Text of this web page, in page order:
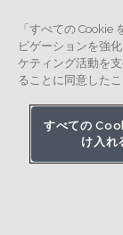
「すべての Cookie
ビゲーションを強
ケティング活動を
ることに同意したこ
すべての
け入れ